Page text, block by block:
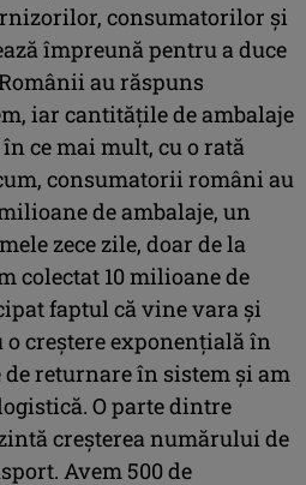
consumatorilor şi
împreună pentru a duce
au răspuns
iar cantităţile de ambalaje
ce mai mult, cu o rată
consumatorii români au
de ambalaje, un
zece zile, doar de la
colectat 10 milioane de
faptul că vine vara şi
creştere exponenţială în
de returnare în sistem şi am
O parte dintre
creşterea numărului de
Avem 500 de